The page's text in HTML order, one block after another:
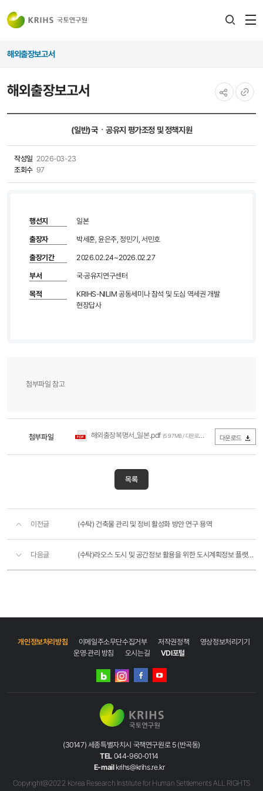
해외출장보고서
해외출장보고서
(일반)국ㆍ공유지 평가조정 및 정책지원
작성일 2026-03-23
조회수 97
행선지 일본
출장자 박세훈, 윤은주, 정민기, 서민호
출장기간 2026.02.24~2026.02.27
부서 국·공유지연구센터
목적
KRIHS-NILIM 공동세미나 참석 및 도심 역세권 개발
현장답사
첨부파일 참고
첨부파일 해외출장복명서_일본.pdf (5.97MB / 다운로드 54회) 다운로드
목록
이전글 (수탁) 건축물 관리 및 정비 활성화 방안 연구 용역
다음글 (수탁)라오스 도시 및 공간정보 활용을 위한 도시계획정보 플랫폼 구축 사업(2차)
개인정보처리방침 이메일주소무단수집거부 저작권정책
영상정보처리기기
운영·관리 방침
오시는길 VDI포털
네이버
인스타그램
(30147) 세종특별자치시 국책연구원로 5 (반곡동)
TEL 044-960-0114
E-mail krihs@krihs.re.kr
Copyright@2022 Korea Research Institute for Human Settlements ALL RIGHTS